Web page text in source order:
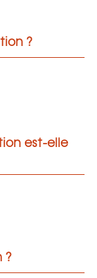
?
est-elle
?